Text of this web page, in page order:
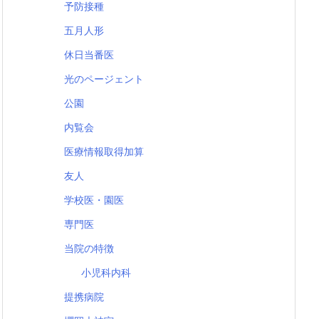
予防接種
五月人形
休日当番医
光のページェント
公園
内覧会
医療情報取得加算
友人
学校医・園医
専門医
当院の特徴
小児科内科
提携病院